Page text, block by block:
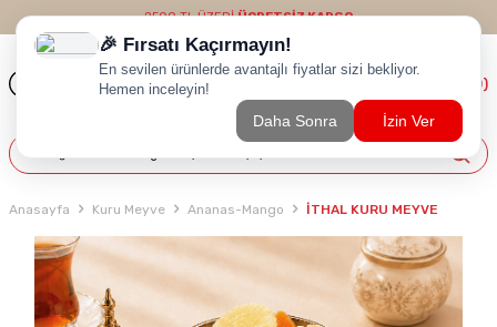
2500 TL ÜZERİÜCRETSİZ KARGO
0)
Anasayfa Kuru Meyve Ananas-Mango İTHAL KURU MEYVE